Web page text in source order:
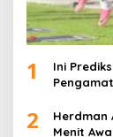
1
Ini
Pengamat
2
Herdman
Menit